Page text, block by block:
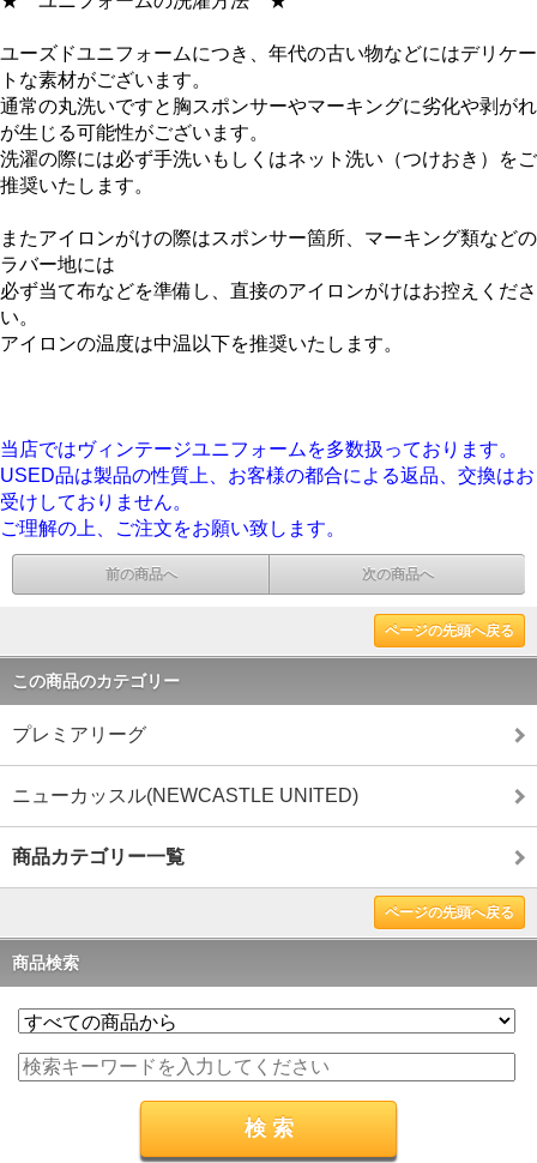
ユーズドユニフォームにつき、年代の古い物などにはデリケー
トな素材がございます。
通常の丸洗いですと胸スポンサーやマーキングに劣化や剥がれ
が生じる可能性がございます。
洗濯の際には必ず手洗いもしくはネット洗い（つけおき）をご
推奨いたします。
またアイロンがけの際はスポンサー箇所、マーキング類などの
ラバー地には
必ず当て布などを準備し、直接のアイロンがけはお控えくださ
い。
アイロンの温度は中温以下を推奨いたします。
当店ではヴィンテージユニフォームを多数扱っております。
USED品は製品の性質上、お客様の都合による返品、交換はお
受けしておりません。
ご理解の上、ご注文をお願い致します。
前の商品へ 次の商品へ
ページの先頭へ戻る
この商品のカテゴリー
プレミアリーグ
ニューカッスル(NEWCASTLE UNITED)
商品カテゴリー一覧
ページの先頭へ戻る
商品検索